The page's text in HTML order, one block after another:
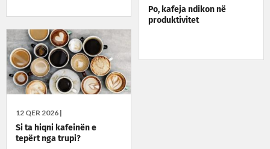
Po, kafeja ndikon në
produktivitet
12 QER 2026 |
Si ta hiqni kafeinën e
tepërt nga trupi?